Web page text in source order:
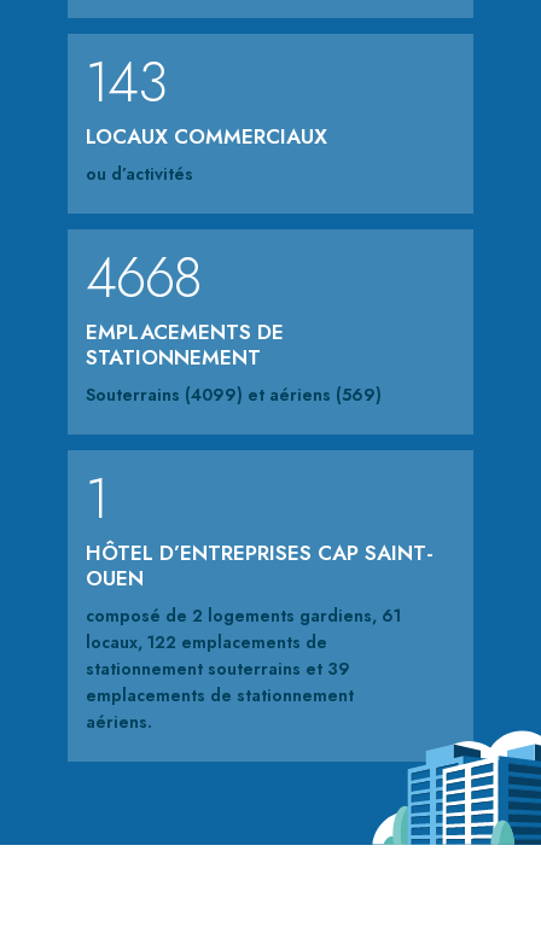
143
LOCAUX COMMERCIAUX
ou d’activités
4668
EMPLACEMENTS DE
STATIONNEMENT
Souterrains (4099) et aériens (569)
1
HÔTEL D’ENTREPRISES CAP SAINT-
OUEN
composé de 2 logements gardiens, 61
locaux, 122 emplacements de
stationnement souterrains et 39
emplacements de stationnement
aériens.